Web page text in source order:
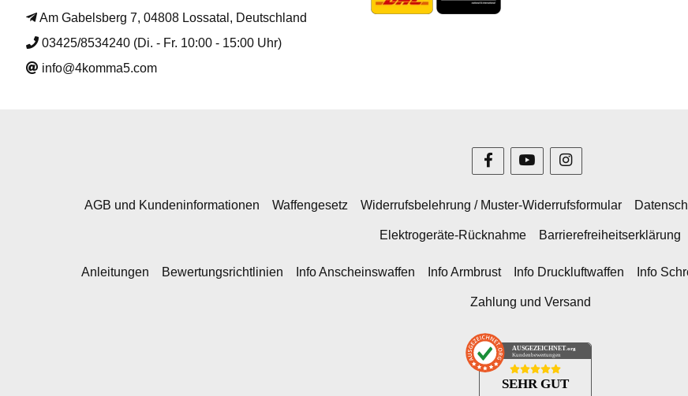
Am Gabelsberg 7, 04808 Lossatal, Deutschland
03425/8534240 (Di. - Fr. 10:00 - 15:00 Uhr)
info@4komma5.com
AGB und Kundeninformationen Waffengesetz Widerrufsbelehrung / Muster-Widerrufsformular
Elektrogeräte-Rücknahme Barrierefreiheitserklärung
Anleitungen Bewertungsrichtlinien Info Anscheinswaffen Info Armbrust Info Druckluftwaffen Info
Zahlung und Versand
AUSGEZEICHNET .org
Kundenbewertungen
SEHR GUT